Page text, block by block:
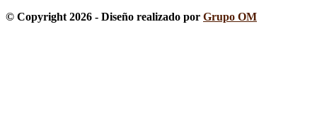
© Copyright 2026 - Diseño realizado por Grupo OM